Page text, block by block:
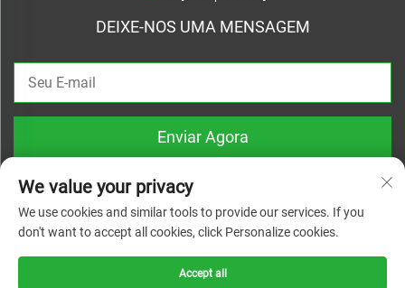
DEIXE-NOS UMA MENSAGEM
Enviar Agora
Política de Privacidade
We value your privacy
We use cookies and similar tools to provide our services. If you
don't want to accept all cookies, click Personalize cookies.
Accept all